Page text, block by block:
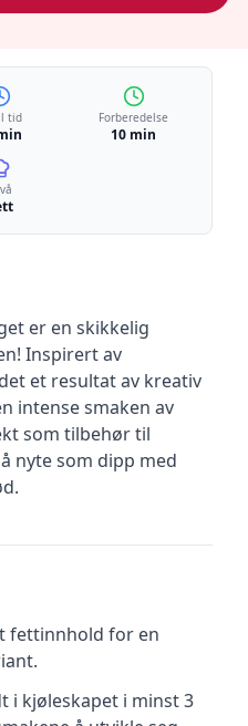
tid Forberedelse
10 min
er en skikkelig
Inspirert av
et resultat av kreativ
intense smaken av
som tilbehør til
nyte som dipp med
fettinnhold for en
i kjøleskapet i minst 3